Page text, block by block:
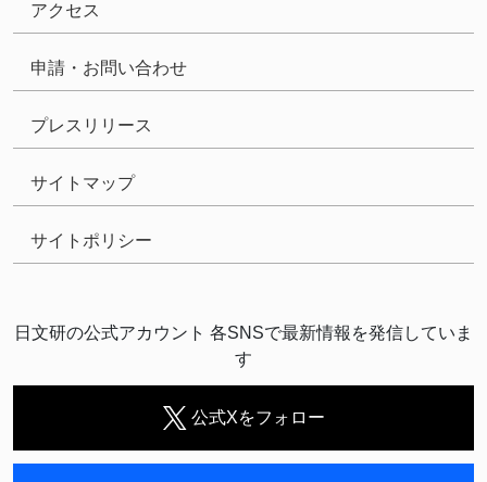
アクセス
申請・お問い合わせ
プレスリリース
サイトマップ
サイトポリシー
日文研の公式アカウント 各SNSで最新情報を発信していま
す
公式Xをフォロー